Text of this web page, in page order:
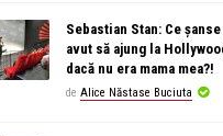
Sebastian Stan: Ce șanse
avut să ajung la
dacă nu era mama mea?!
de Alice Năstase Buciuta